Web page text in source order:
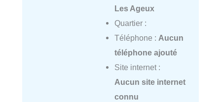
Les Ageux
Quartier :
Téléphone : Aucun
téléphone ajouté
Site internet :
Aucun site internet
connu